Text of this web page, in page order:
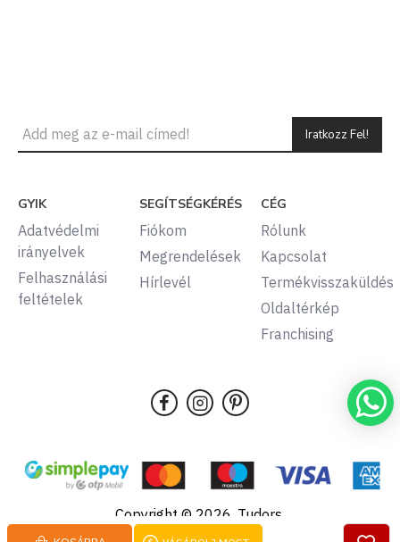
Iratkozz Fel!
GYIK
Adatvédelmi
irányelvek
Felhasználási
feltételek
SEGÍTSÉGKÉRÉS
Fiókom
Megrendelések
Hírlevél
CÉG
Rólunk
Kapcsolat
Termékvisszaküldés
Oldaltérkép
Franchising
Copyright © 2026, Tudors,
Minden jog fenntartva.